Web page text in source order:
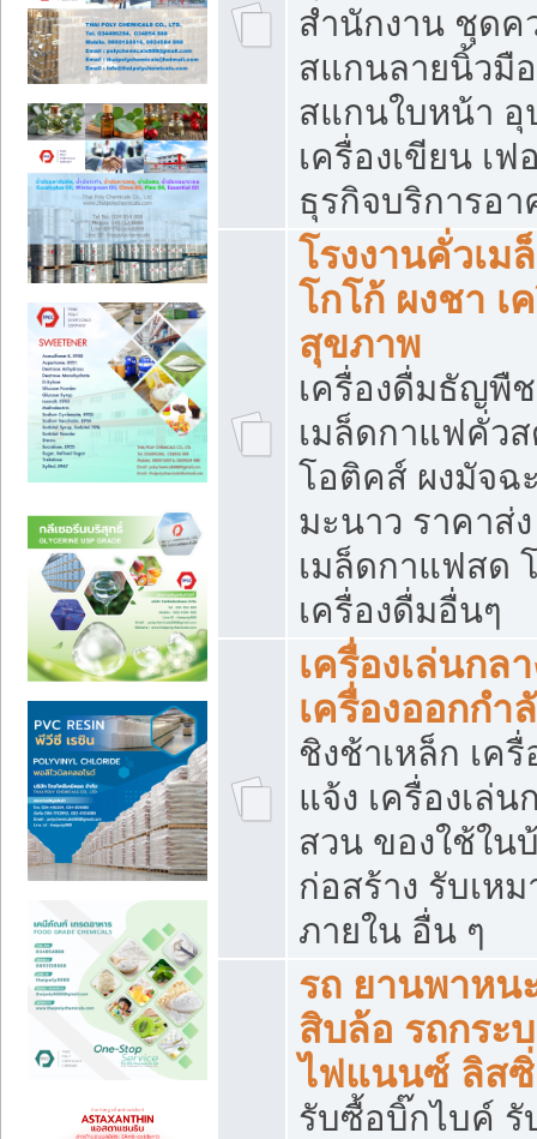
สำนักงาน ชุดค
สแกนลายนิ้วมื
สแกนใบหน้า
เครื่องเขียน เ
ธุรกิจบริการอ
โรงงานคั่วเม
โกโก้ ผงชา เ
สุขภาพ
เครื่องดื่มธัญพื
เมล็ดกาแฟคั่ว
โอติคส์ ผงมัจฉ
มะนาว ราคาส่
เมล็ดกาแฟสด
เครื่องดื่มอื่นๆ
เครื่องเล่นกล
เครื่องออกกำ
ชิงช้าเหล็ก เค
แจ้ง เครื่องเล่น
สวน ของใช้ใน
ก่อสร้าง รับเห
ภายใน อื่น ๆ
รถ ยานพาหน
สิบล้อ รถกระ
ไฟแนนซ์ ลิส
รับซื้อบิ๊กไบค์